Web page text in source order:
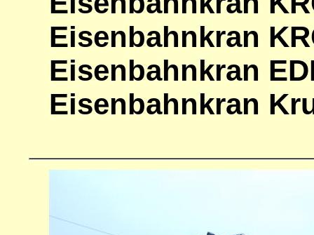
Eisenbahnkran
Eisenbahnkran
Eisenbahnkran